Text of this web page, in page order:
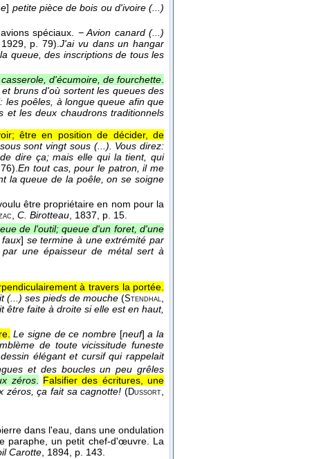
] petite pièce de bois ou d'ivoire (...)
spéciaux. − Avion canard (...)
, p. 79). J'ai vu dans un hangar
queue, des inscriptions de tous les
d'écumoire, de fourchette
bruns d'où sortent les queues des
les poêles, à longue queue afin que
les deux chaudrons traditionnels
être en position de décider, de
sont vingt sous (...). Vous direz:
dire ça; mais elle qui la tient, qui
76).En tout cas, pour le patron, il me
la queue de la poêle, on se soigne
être propriétaire en nom pour la
C. Birotteau , 1837 , p. 15.
de l'outil; queue d'un foret, d'une
] se termine à une extrémité par
par une épaisseur de métal sert à
à travers la portée.
(...) ses pieds de mouche (Stendhal
être faite à droite si elle est en haut,
Le signe de ce nombre [neuf]a la
de toute vicissitude funeste
élégant et cursif qui rappelait
et des boucles un peu grêles
zéros. Falsifier des écritures, une
zéros, ça fait sa cagnotte! (Dussort,
dans l'eau, dans une ondulation
paraphe, un petit chef-d'œuvre. La
Carotte, 1894, p. 143.